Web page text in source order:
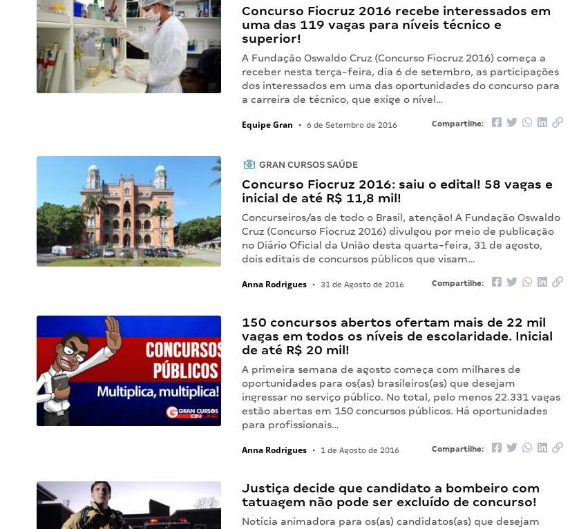
Concurso Fiocruz 2016 recebe interessados em
uma das 119 vagas para níveis técnico e
superior!
A Fundação Oswaldo Cruz (Concurso Fiocruz 2016) começa a
receber nesta terça-feira, dia 6 de setembro, as participações
dos interessados em uma das oportunidades do concurso para
a carreira de técnico, que exige o nível…
Equipe Gran • 6 de Setembro de 2016 Compartilhe:
GRAN CURSOS SAÚDE
Concurso Fiocruz 2016: saiu o edital! 58 vagas e
inicial de até R$ 11,8 mil!
Concurseiros/as de todo o Brasil, atenção! A Fundação Oswaldo
Cruz (Concurso Fiocruz 2016) divulgou por meio de publicação
no Diário Oficial da União desta quarta-feira, 31 de agosto,
dois editais de concursos públicos que visam…
Anna Rodrigues • 31 de Agosto de 2016 Compartilhe:
150 concursos abertos ofertam mais de 22 mil
vagas em todos os níveis de escolaridade. Inicial
de até R$ 20 mil!
A primeira semana de agosto começa com milhares de
oportunidades para os(as) brasileiros(as) que desejam
ingressar no serviço público. No total, pelo menos 22.331 vagas
estão abertas em 150 concursos públicos. Há oportunidades
para profissionais…
Anna Rodrigues • 1 de Agosto de 2016 Compartilhe:
Justiça decide que candidato a bombeiro com
tatuagem não pode ser excluído de concurso!
Notícia animadora para os(as) candidatos(as) que desejam